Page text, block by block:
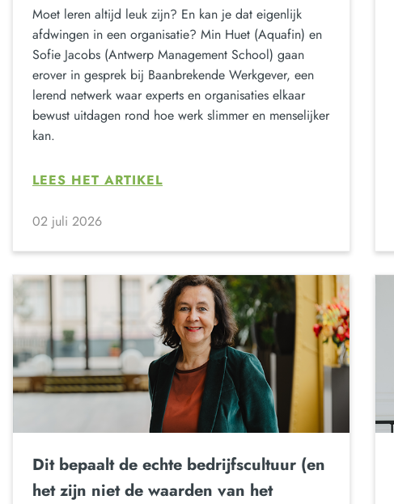
Moet leren altijd leuk zijn? En kan je dat eigenlijk
afdwingen in een organisatie? Min Huet (Aquafin) en
Sofie Jacobs (Antwerp Management School) gaan
erover in gesprek bij Baanbrekende Werkgever, een
lerend netwerk waar experts en organisaties elkaar
bewust uitdagen rond hoe werk slimmer en menselijker
kan.
LEES HET ARTIKEL
02 juli 2026
Dit bepaalt de echte bedrijfscultuur (en
het zijn niet de waarden van het